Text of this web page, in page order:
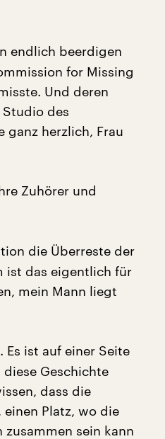
endlich beerdigen
for Missing
Und deren
des
ganz herzlich, Frau
Zuhörer und
die Überreste der
ist das eigentlich für
mein Mann liegt
ist auf einer Seite
Geschichte
dass die
Platz, wo die
sein kann